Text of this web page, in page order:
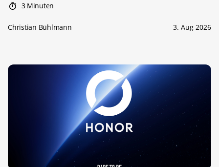
3 Minuten
Christian Bühlmann 3. Aug 2026